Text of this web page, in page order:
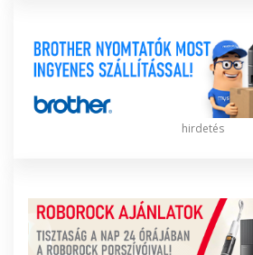
hirdetés